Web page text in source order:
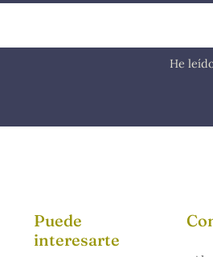
He
Puede
interesarte